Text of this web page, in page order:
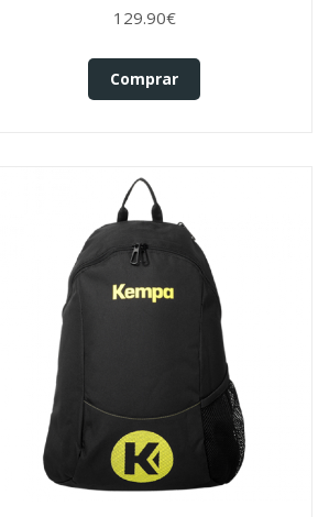
129.90€
Comprar